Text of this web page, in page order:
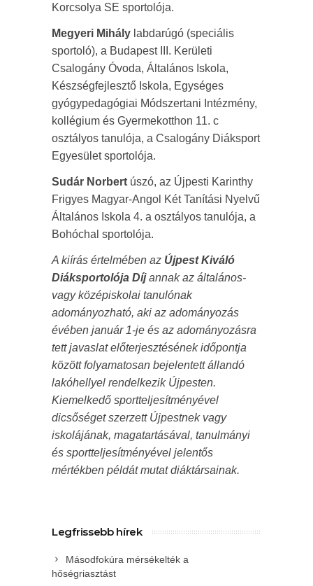
Korcsolya SE sportolója.
Megyeri Mihály labdarúgó (speciális
sportoló), a Budapest III. Kerületi
Csalogány Óvoda, Általános Iskola,
Készségfejlesztő Iskola, Egységes
gyógypedagógiai Módszertani Intézmény,
kollégium és Gyermekotthon 11. c
osztályos tanulója, a Csalogány Diáksport
Egyesület sportolója.
Sudár Norbert úszó, az Újpesti Karinthy
Frigyes Magyar-Angol Két Tanítási Nyelvű
Általános Iskola 4. a osztályos tanulója, a
Bohóchal sportolója.
A kiírás értelmében az Újpest Kiváló
Diáksportolója Díjannak az általános-
vagy középiskolai tanulónak
adományozható, aki az adományozás
évében január 1-je és az adományozásra
tett javaslat előterjesztésének időpontja
között folyamatosan bejelentett állandó
lakóhellyel rendelkezik Újpesten.
Kiemelkedő sportteljesítményével
dicsőséget szerzett Újpestnek vagy
iskolájának, magatartásával, tanulmányi
és sportteljesítményével jelentős
mértékben példát mutat diáktársainak.
Legfrissebb hírek
Másodfokúra mérsékelték a
hőségriasztást